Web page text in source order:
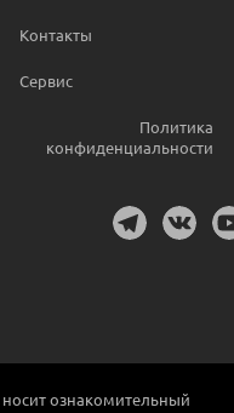
Контакты
Сервис
Политика
конфиденциальности
носит ознакомительный